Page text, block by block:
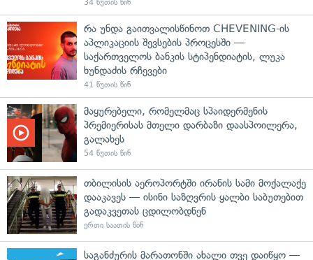
34 წუთის წინ
რა უნდა გაითვალისწინოთ CHEVENING-ის
აპლიკაციის შევსების პროცესში —
საქართველოს ბანკის სტიპენდიატის, ლუკა
ხუნდაძის რჩევები
41 წუთის წინ
მაყურებელი, რომელმაც სპაიდერმენის
პრემიერისას მთელი დარბაზი დაასპოილერა,
გალახეს
54 წუთის წინ
თბილისის აეროპორტში ირანის სამი მოქალაქე
დააკავეს — ისინი საზღვრის ყალბი საბუთებით
გადაკვეთას ცდილობდნენ
ერთი საათის წინ
საგანძურის მარათონში ახალი თვე დაიწყო —